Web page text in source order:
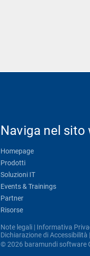
Naviga nel sito
Homepage
Prodotti
Soluzioni IT
Events & Trainings
Partner
Risorse
Note legali| Informativa
Dichiarazione di Accessibilità |
© 2026 baramundi software